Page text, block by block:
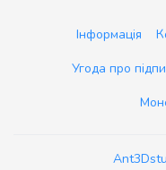
Інформація
Угода про